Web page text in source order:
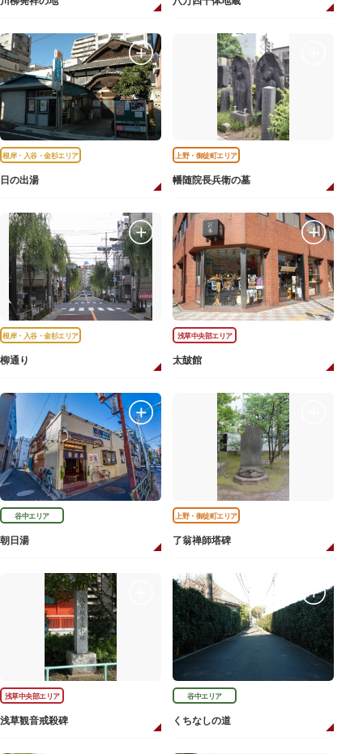
根岸・入谷・金杉エリア
日の出湯
上野・御徒町エリア
幡随院長兵衛の墓
根岸・入谷・金杉エリア
柳通り
浅草中央部エリア
太皷館
谷中エリア
朝日湯
上野・御徒町エリア
了翁禅師塔碑
浅草中央部エリア
浅草観音戒殺碑
谷中エリア
くちなしの道